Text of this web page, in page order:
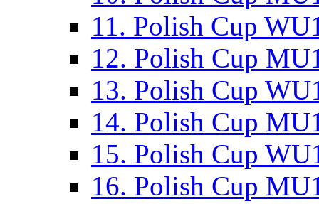
11. Polish Cup
12. Polish Cup
13. Polish Cup
14. Polish Cup
15. Polish Cup
16. Polish Cup